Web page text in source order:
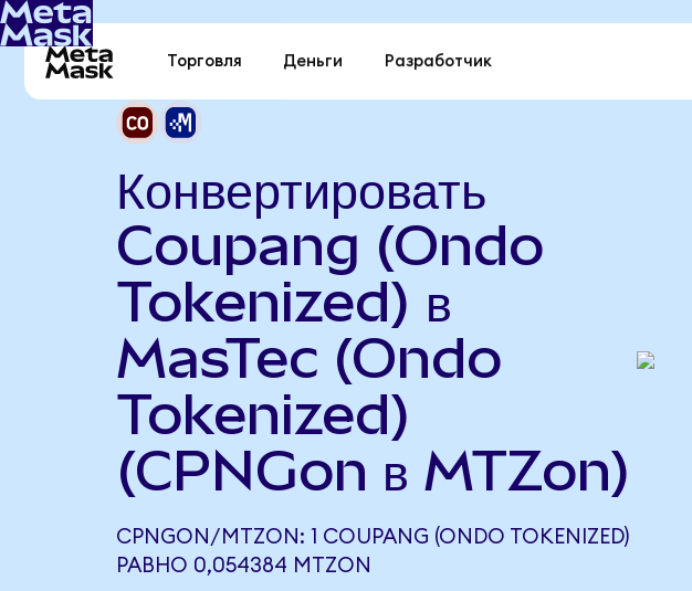
Торговля Деньги Разработчик
Конвертировать
Coupang (Ondo
Tokenized) в
MasTec (Ondo
Tokenized)
(CPNGon в MTZon)
CPNGON/MTZON: 1 COUPANG (ONDO TOKENIZED)
РАВНО 0,054384 MTZON